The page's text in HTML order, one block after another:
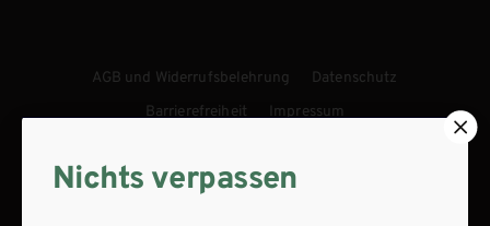
AGB und Widerrufsbelehrung
Datenschutz
Barrierefreiheit
Impressum
VERTRAG WIDERRUFEN
Nichts verpassen